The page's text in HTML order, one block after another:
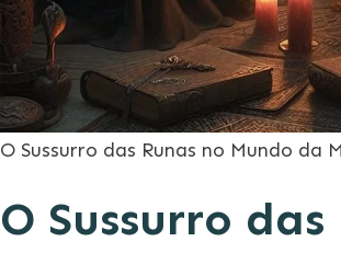
O Sussurro das Runas no Mundo da
O Sussurro